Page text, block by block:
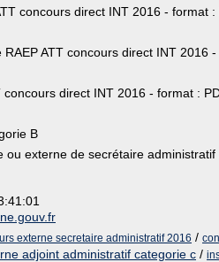
concours direct INT 2016 - format :
ATT concours direct INT 2016
concours direct INT 2016 - format :
B
ou externe de secrétaire administratif
externe secretaire administratif 2016 /
adjoint administratif categorie c /